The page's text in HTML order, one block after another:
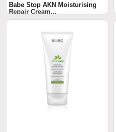
Babe Stop AKN Moisturising
Repair Cream...